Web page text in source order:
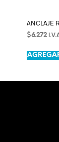
ANCLAJE
$6.272